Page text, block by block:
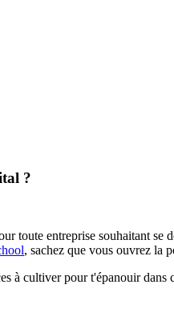
?
toute entreprise souhaitant
, sachez que vous ouvrez la
à cultiver pour t'épanouir dans